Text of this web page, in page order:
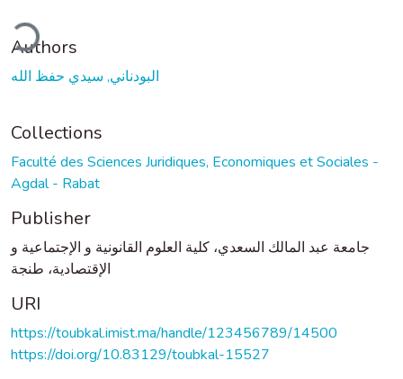
Authors
البودناني, سيدي حفظ الله
Collections
Faculté des Sciences Juridiques, Economiques et Sociales -
Agdal - Rabat
Publisher
جامعة عبد المالك السعدي، كلية العلوم القانونية و الإجتماعية و
الإقتصادية، طنجة
URI
https://toubkal.imist.ma/handle/123456789/14500
https://doi.org/10.83129/toubkal-15527